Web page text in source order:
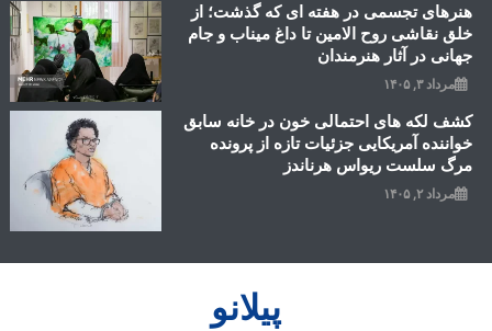
هنرهای تجسمی در هفته ای که گذشت؛ از
خلق نقاشی روح الامین تا داغ میناب و جام
جهانی در آثار هنرمندان
مرداد ۳, ۱۴۰۵
کشف لکه های احتمالی خون در خانه سابق
خواننده آمریکایی جزئیات تازه از پرونده
مرگ سلست ریواس هرناندز
مرداد ۲, ۱۴۰۵
پیلانو